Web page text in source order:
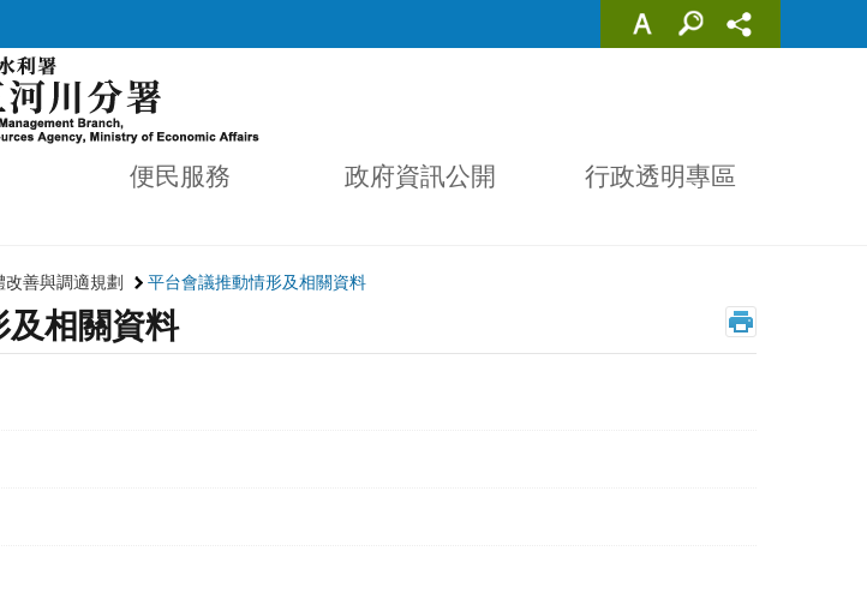
便民服務 政府資訊公開
行政透明專區
善與調適規劃 平台會議推動情形及相關資料
及相關資料